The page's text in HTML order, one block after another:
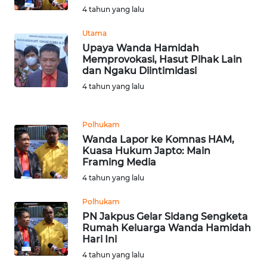
4 tahun yang lalu
Utama
Upaya Wanda Hamidah
Memprovokasi, Hasut Pihak Lain
dan Ngaku Diintimidasi
4 tahun yang lalu
Polhukam
Wanda Lapor ke Komnas HAM,
Kuasa Hukum Japto: Main
Framing Media
4 tahun yang lalu
Polhukam
PN Jakpus Gelar Sidang Sengketa
Rumah Keluarga Wanda Hamidah
Hari Ini
4 tahun yang lalu
WN
TAPANULI
TENGAH
SERDANG
WN
TEBING
WN
PAKPAK